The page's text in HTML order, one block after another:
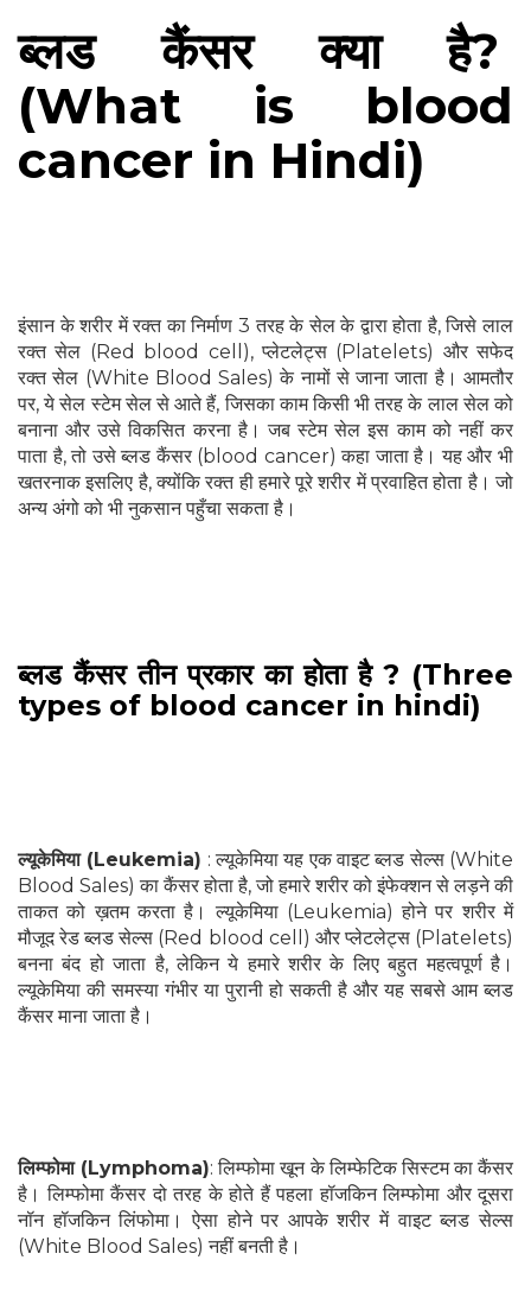
ब्लड कैंसर क्या है?
(What is blood
cancer in Hindi)
इंसान के शरीर में रक्त का निर्माण 3 तरह के सेल के द्वारा होता है, जिसे लाल
रक्त सेल (Red blood cell), प्लेटलेट्स (Platelets) और सफेद
रक्त सेल (White Blood Sales) के नामों से जाना जाता है। आमतौर
पर, ये सेल स्टेम सेल से आते हैं, जिसका काम किसी भी तरह के लाल सेल को
बनाना और उसे विकसित करना है। जब स्टेम सेल इस काम को नहीं कर
पाता है, तो उसे ब्लड कैंसर (blood cancer) कहा जाता है। यह और भी
खतरनाक इसलिए है, क्योंकि रक्त ही हमारे पूरे शरीर में प्रवाहित होता है। जो
अन्य अंगो को भी नुकसान पहुँचा सकता है।
ब्लड कैंसर तीन प्रकार का होता है ? (Three
types of blood cancer in hindi)
ल्यूकेमिया (Leukemia) : ल्यूकेमिया यह एक वाइट ब्लड सेल्स (White
Blood Sales) का कैंसर होता है, जो हमारे शरीर को इंफेक्शन से लड़ने की
ताकत को ख़तम करता है। ल्यूकेमिया (Leukemia) होने पर शरीर में
मौजूद रेड ब्लड सेल्स (Red blood cell) और प्लेटलेट्स (Platelets)
बनना बंद हो जाता है, लेकिन ये हमारे शरीर के लिए बहुत महत्वपूर्ण है।
ल्यूकेमिया की समस्या गंभीर या पुरानी हो सकती है और यह सबसे आम ब्लड
कैंसर माना जाता है।
लिम्फोमा (Lymphoma): लिम्फोमा खून के लिम्फेटिक सिस्टम का कैंसर
है। लिम्फोमा कैंसर दो तरह के होते हैं पहला हॉजकिन लिम्फोमा और दूसरा
नॉन हॉजकिन लिंफोमा। ऐसा होने पर आपके शरीर में वाइट ब्लड सेल्स
(White Blood Sales) नहीं बनती है।